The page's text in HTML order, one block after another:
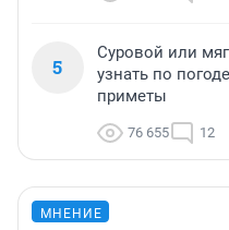
5
Суровой или
узнать по
приметы
76 655 12
МНЕНИЕ